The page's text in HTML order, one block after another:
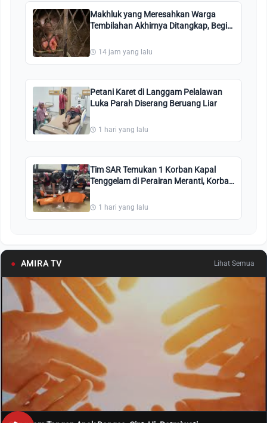
Makhluk yang Meresahkan Warga
Tembilahan Akhirnya Ditangkap, Begini
14 jam yang lalu
Petani Karet di Langgam Pelalawan
Luka Parah Diserang Beruang Liar
1 hari yang lalu
Tim SAR Temukan 1 Korban Kapal
Tenggelam di Perairan Meranti, Korban
1 hari yang lalu
● AMIRA TV Lihat Semua